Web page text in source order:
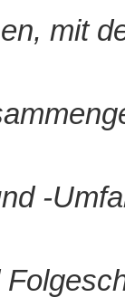
mit
-